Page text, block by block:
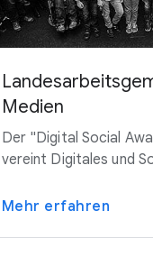
Medien
Der "Digital Social
vereint Digitales und
Mehr erfahren